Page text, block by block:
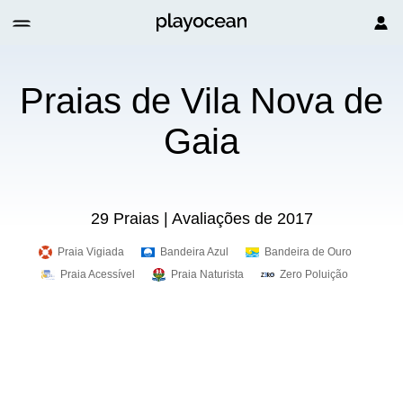
Praias de Vila Nova de
Gaia
29 Praias | Avaliações de 2017
Praia Vigiada Bandeira Azul
Bandeira de Ouro
Praia Acessível
Praia Naturista Zero Poluição